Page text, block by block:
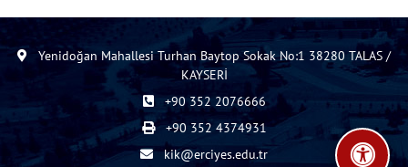
Yenidoğan Mahallesi Turhan Baytop Sokak No:1 38280 TALAS /
KAYSERİ
+90 352 2076666
+90 352 4374931
kik@erciyes.edu.tr